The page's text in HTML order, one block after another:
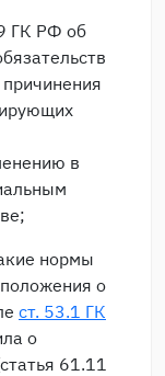
ГК РФ об
в
нормы
о
ст. 53.1 ГК
о
61.11